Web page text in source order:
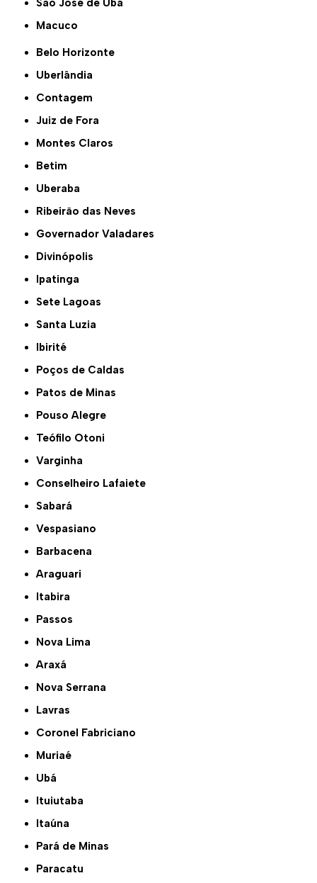
São José de Ubá
Macuco
Belo Horizonte
Uberlândia
Contagem
Juiz de Fora
Montes Claros
Betim
Uberaba
Ribeirão das Neves
Governador Valadares
Divinópolis
Ipatinga
Sete Lagoas
Santa Luzia
Ibirité
Poços de Caldas
Patos de Minas
Pouso Alegre
Teófilo Otoni
Varginha
Conselheiro Lafaiete
Sabará
Vespasiano
Barbacena
Araguari
Itabira
Passos
Nova Lima
Araxá
Nova Serrana
Lavras
Coronel Fabriciano
Muriaé
Ubá
Ituiutaba
Itaúna
Pará de Minas
Paracatu